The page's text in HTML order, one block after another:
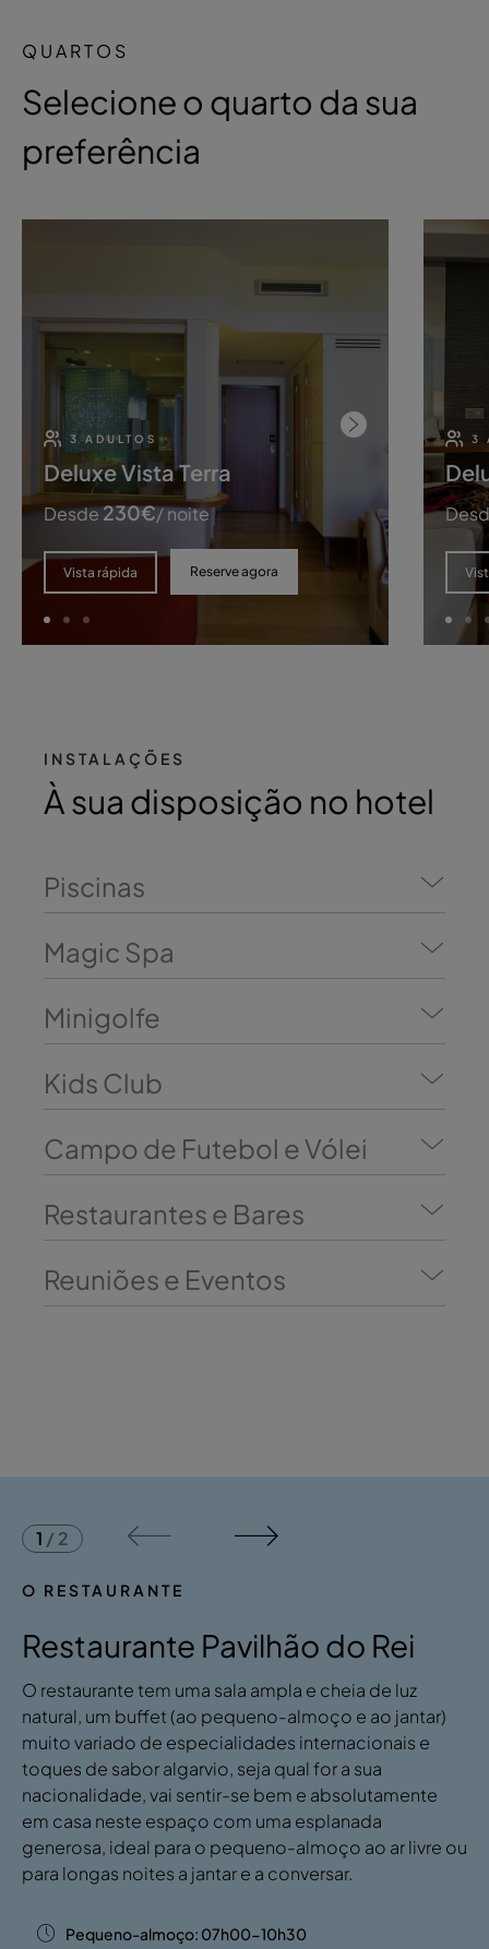
QUARTOS
Selecione o quarto da sua
preferência
3 ADULTOS
Deluxe Vista Terra
Desde230€/ noite
Vista rápida Reserve agora
3
INSTALAÇÕES
À sua disposição no hotel
Piscinas
Magic Spa
Minigolfe
Kids Club
Campo de Futebol e Vólei
Restaurantes e Bares
Reuniões e Eventos
O RESTAURANTE
Restaurante Pavilhão do Rei
O restaurante tem uma sala ampla e cheia de luz
natural, um buffet (ao pequeno-almoço e ao jantar)
muito variado de especialidades internacionais e
toques de sabor algarvio, seja qual for a sua
nacionalidade, vai sentir-se bem e absolutamente
em casa neste espaço com uma esplanada
generosa, ideal para o pequeno-almoço ao ar livre ou
para longas noites a jantar e a conversar.
Pequeno-almoço: 07h00-10h30
1 / 2